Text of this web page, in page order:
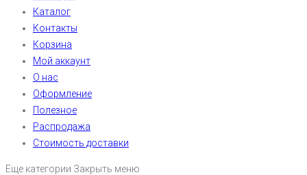
Каталог
Контакты
Корзина
Мой аккаунт
О нас
Оформление
Полезное
Распродажа
Стоимость доставки
Еще категории Закрыть меню